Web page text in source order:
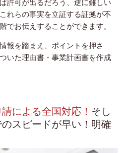
れらの事実を立証する証拠が不
でお伝えすることができます。
報を踏まえ、ポイントを押さ
いた理由書・事業計画書を作成
による全国対応！ そし
スピードが早い！明確